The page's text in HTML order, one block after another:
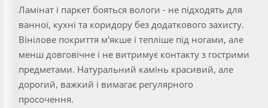
Ламінат і паркет бояться вологи - не підходять для
ванної, кухні та коридору без додаткового захисту.
Вінілове покриття м'якше і тепліше під ногами, але
менш довговічне і не витримує контакту з гострими
предметами. Натуральний камінь красивий, але
дорогий, важкий і вимагає регулярного
просочення.